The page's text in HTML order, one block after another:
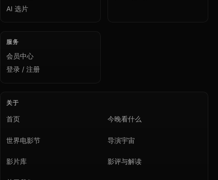
AI 选片
服务
会员中心
登录 / 注册
关于
首页 今晚看什么
世界电影节 导演宇宙
影片库 影评与解读